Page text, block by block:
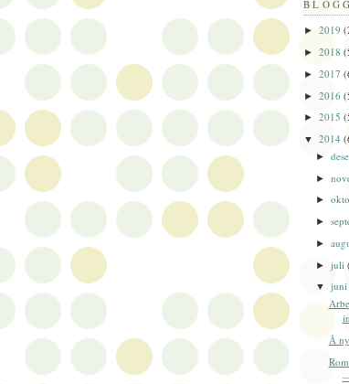
► 2019
► 2018
► 2017
► 2016
► 2015
▼ 2014
►
►
►
►
►
►juli
▼
Å